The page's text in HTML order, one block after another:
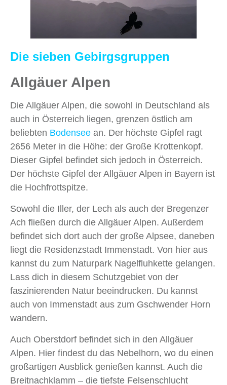
Die sieben Gebirgsgruppen
Allgäuer Alpen
Die Allgäuer Alpen, die sowohl in Deutschland als
auch in Österreich liegen, grenzen östlich am
beliebten Bodensee an. Der höchste Gipfel ragt
2656 Meter in die Höhe: der Große Krottenkopf.
Dieser Gipfel befindet sich jedoch in Österreich.
Der höchste Gipfel der Allgäuer Alpen in Bayern ist
die Hochfrottspitze.
Sowohl die Iller, der Lech als auch der Bregenzer
Ach fließen durch die Allgäuer Alpen. Außerdem
befindet sich dort auch der große Alpsee, daneben
liegt die Residenzstadt Immenstadt. Von hier aus
kannst du zum Naturpark Nagelfluhkette gelangen.
Lass dich in diesem Schutzgebiet von der
faszinierenden Natur beeindrucken. Du kannst
auch von Immenstadt aus zum Gschwender Horn
wandern.
Auch Oberstdorf befindet sich in den Allgäuer
Alpen. Hier findest du das Nebelhorn, wo du einen
großartigen Ausblick genießen kannst. Auch die
Breitnachklamm – die tiefste Felsenschlucht